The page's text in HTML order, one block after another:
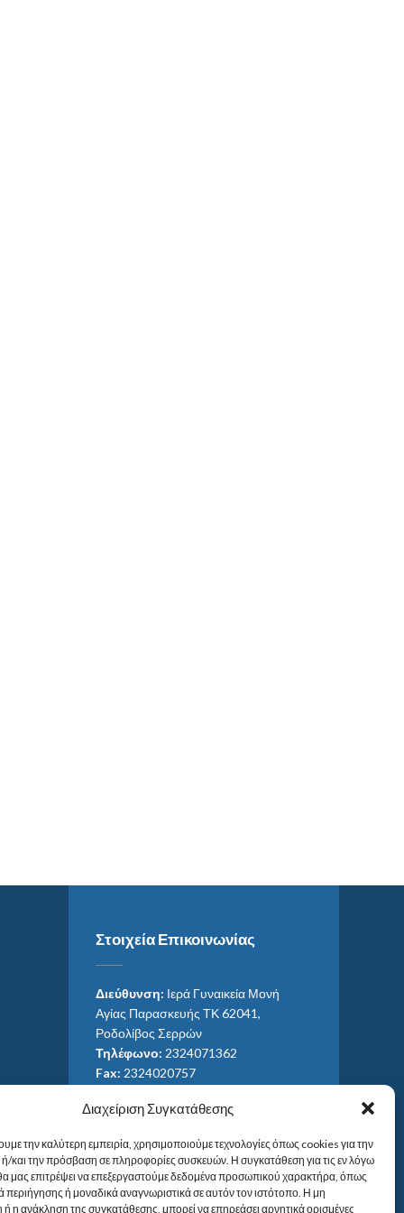
Διαχείριση Συγκατάθεσης
την καλύτερη εμπειρία, χρησιμοποιούμε τεχνολογίες όπως cookies για την
και την πρόσβαση σε πληροφορίες συσκευών. Η συγκατάθεση για τις εν λόγω
μας επιτρέψει να επεξεργαστούμε δεδομένα προσωπικού χαρακτήρα, όπως
ή μοναδικά αναγνωριστικά σε αυτόν τον ιστότοπο. Η μη
η ανάκληση της συγκατάθεσης, μπορεί να επηρεάσει αρνητικά ορισμένες
Στοιχεία Επικοινωνίας
Διεύθυνση: Ιερά Γυναικεία Μονή
Αγίας Παρασκευής ΤΚ 62041,
Ροδολίβος Σερρών
Τηλέφωνο: 2324071362
Fax: 2324020757
Email:info@im-agparaskevis.gr
Από ανατολή έως και δύση του ηλίου.